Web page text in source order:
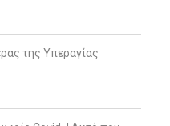
της Υπεραγίας